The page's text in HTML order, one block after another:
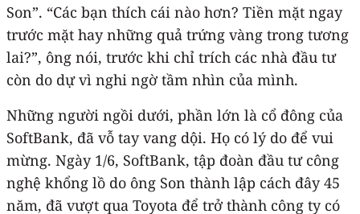
Son”. “Các bạn thích cái nào hơn? Tiền mặt ngay
trước mặt hay những quả trứng vàng trong tương
lai?”, ông nói, trước khi chỉ trích các nhà đầu tư
còn do dự vì nghi ngờ tầm nhìn của mình.
Những người ngồi dưới, phần lớn là cổ đông của
SoftBank, đã vỗ tay vang dội. Họ có lý do để vui
mừng. Ngày 1/6, SoftBank, tập đoàn đầu tư công
nghệ khổng lồ do ông Son thành lập cách đây 45
năm, đã vượt qua Toyota để trở thành công ty có